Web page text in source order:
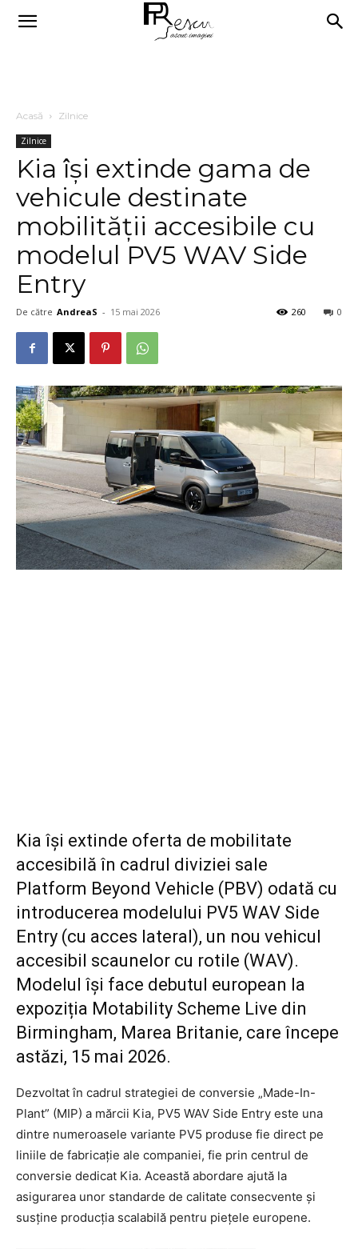
Acasă Zilnice
Zilnice
Kia își extinde gama de
vehicule destinate
mobilității accesibile cu
modelul PV5 WAV Side
Entry
De către AndreaS - 15 mai 2026 0
260
Kia își extinde oferta de mobilitate
accesibilă în cadrul diviziei sale
Platform Beyond Vehicle (PBV) odată cu
introducerea modelului PV5 WAV Side
Entry (cu acces lateral), un nou vehicul
accesibil scaunelor cu rotile (WAV).
Modelul își face debutul european la
expoziția Motability Scheme Live din
Birmingham, Marea Britanie, care începe
astăzi, 15 mai 2026.
Dezvoltat în cadrul strategiei de conversie „Made-In-
Plant” (MIP) a mărcii Kia, PV5 WAV Side Entry este una
dintre numeroasele variante PV5 produse fie direct pe
liniile de fabricație ale companiei, fie prin centrul de
conversie dedicat Kia. Această abordare ajută la
asigurarea unor standarde de calitate consecvente și
susține producția scalabilă pentru piețele europene.